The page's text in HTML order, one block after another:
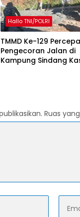
Hallo TNI/POLRI
TMMD Ke-129
Pengecoran Jalan di
Kampung Sindang
Ruas